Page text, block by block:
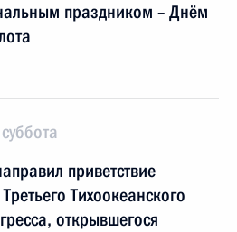
праздником – Днём
приветствие
Тихоокеанского
открывшегося